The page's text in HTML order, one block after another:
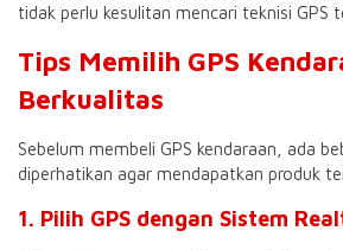
tidak perlu kesulitan mencari teknisi GPS
Tips Memilih GPS
Berkualitas
Sebelum membeli GPS kendaraan, ada
diperhatikan agar mendapatkan produk
1. Pilih GPS dengan Sistem